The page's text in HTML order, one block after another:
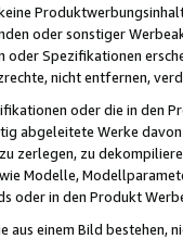
oder sonstiger
Spezifikationen
nicht entfernen,
oder die in
abgeleitete Werke
zerlegen, zu
Modelle,
oder in den Produkt
einem Bild bestehen,